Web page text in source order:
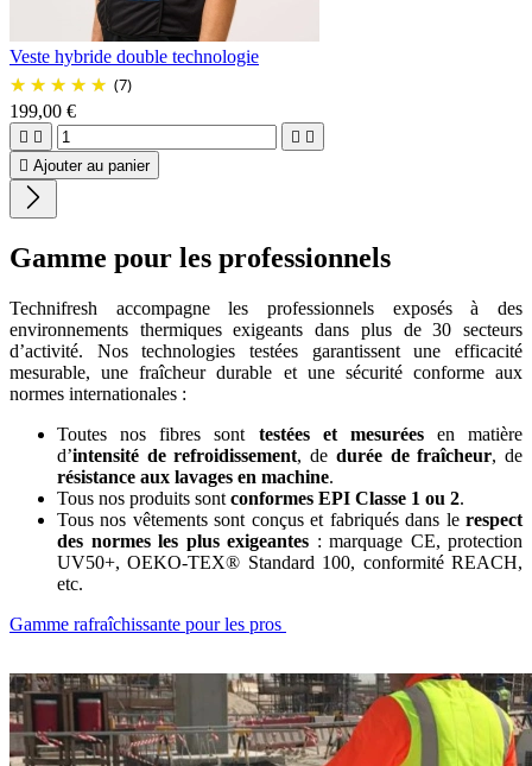
Veste hybride double technologie
(7)
199,00 €
   
 Ajouter au panier
Gamme pour les professionnels
Technifresh accompagne les professionnels exposés à des
environnements thermiques exigeants dans plus de 30 secteurs
d’activité. Nos technologies testées garantissent une efficacité
mesurable, une fraîcheur durable et une sécurité conforme aux
normes internationales :
Toutes nos fibres sont testées et mesuréesen matière
d’intensité de refroidissement, de durée de fraîcheur, de
résistance aux lavages en machine.
Tous nos produits sont conformes EPI Classe 1 ou 2.
Tous nos vêtements sont conçus et fabriqués dans le respect
des normes les plus exigeantes : marquage CE, protection
UV50+, OEKO-TEX® Standard 100, conformité REACH,
etc.
Gamme rafraîchissante pour les pros